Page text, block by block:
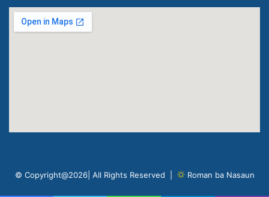
© Copyright@2026| All Rights Reserved | Roman ba Nasaun